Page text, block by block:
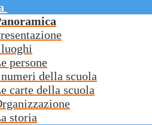
persone
della scuola
carte della scuola
storia